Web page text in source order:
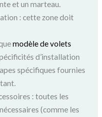
et un marteau.
: cette zone doit
modèle de volets
d’installation
spécifiques fournies
: toutes les
(comme les